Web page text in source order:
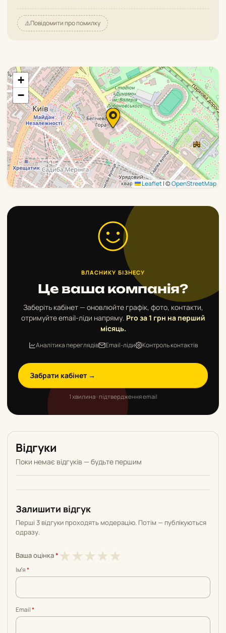
⚠️Повідомити про помилку
+
−
Leaflet|©OpenStreetMap
ВЛАСНИКУ БІЗНЕСУ
Це ваша компанія?
Заберіть кабінет — оновлюйте графік, фото, контакти,
отримуйте email-ліди напряму. Pro за 1 грн на перший
місяць.
Аналітика переглядів Email-ліди Контроль контактів
Забрати кабінет →
1 хвилина · підтвердження email
Відгуки
Поки немає відгуків — будьте першим
Залишити відгук
Перші 3 відгуки проходять модерацію. Потім — публікуються
одразу.
Ваша оцінка* ★
5
★4
5
★3
5
★2
5
★1
5
Імʼя*
Email*